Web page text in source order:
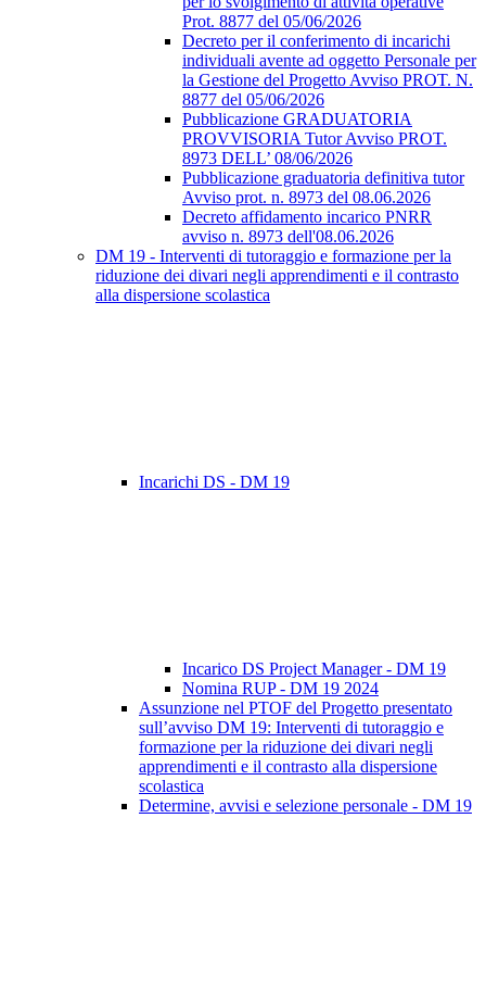
Prot. 8877 del 05/06/2026
Decreto per il conferimento di incarichi
individuali avente ad oggetto Personale per
la Gestione del Progetto Avviso PROT. N.
8877 del 05/06/2026
Pubblicazione GRADUATORIA
PROVVISORIA Tutor Avviso PROT.
8973 DELL’ 08/06/2026
Pubblicazione graduatoria definitiva tutor
Avviso prot. n. 8973 del 08.06.2026
Decreto affidamento incarico PNRR
avviso n. 8973 dell'08.06.2026
DM 19 - Interventi di tutoraggio e formazione per la
riduzione dei divari negli apprendimenti e il contrasto
alla dispersione scolastica
Incarichi DS - DM 19
Incarico DS Project Manager - DM 19
Nomina RUP - DM 19 2024
Assunzione nel PTOF del Progetto presentato
sull’avviso DM 19: Interventi di tutoraggio e
formazione per la riduzione dei divari negli
apprendimenti e il contrasto alla dispersione
scolastica
Determine, avvisi e selezione personale - DM 19